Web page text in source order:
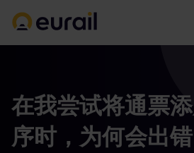
在我尝试将通票
序时，为何会出